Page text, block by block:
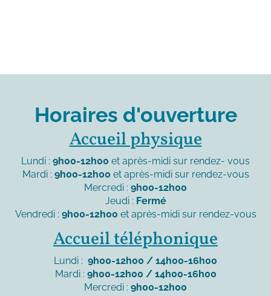
Horaires d'ouverture
Accueil physique
Lundi : 9h00-12h00 et après-midi sur rendez- vous
Mardi : 9h00-12h00 et après-midi sur rendez-vous
Mercredi : 9h00-12h00
Jeudi : Fermé
Vendredi : 9h00-12h00 et après-midi sur rendez-vous
Accueil téléphonique
Lundi : 9h00-12h00 / 14h00-16h00
Mardi : 9h00-12h00 / 14h00-16h00
Mercredi : 9h00-12h00